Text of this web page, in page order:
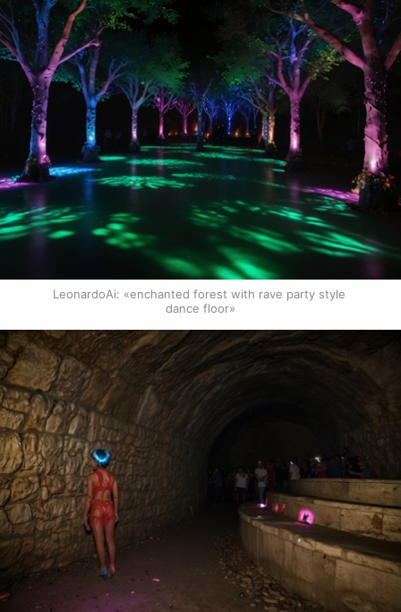
LeonardoAi: «enchanted forest with rave party style
dance floor»